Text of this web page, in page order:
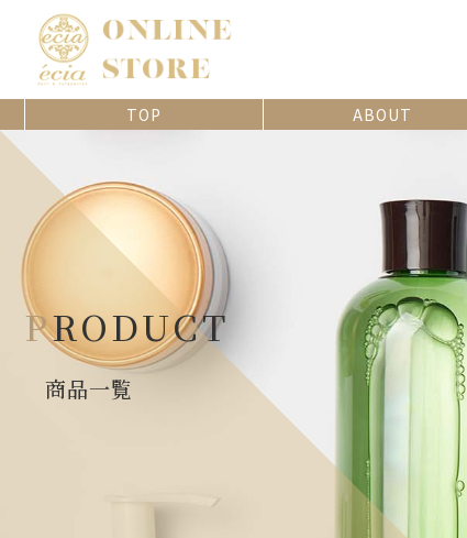
TOP ABOUT
PRODUCT
商品一覧